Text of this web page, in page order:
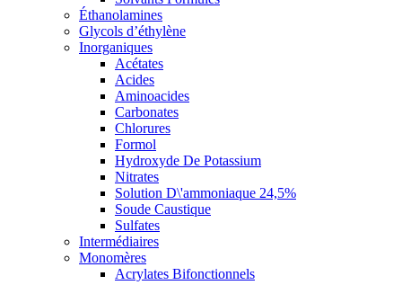
Éthanolamines
Glycols d’éthylène
Inorganiques
Acétates
Acides
Aminoacides
Carbonates
Chlorures
Formol
Hydroxyde De Potassium
Nitrates
Solution D\'ammoniaque 24,5%
Soude Caustique
Sulfates
Intermédiaires
Monomères
Acrylates Bifonctionnels